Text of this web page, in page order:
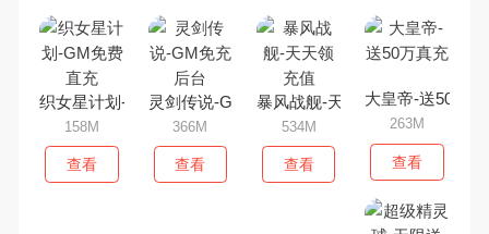
织女星计划-GM免费直充
158M
查看
灵剑传说-GM免充后台
366M
查看
暴风战舰-天天领充值
534M
查看
大皇帝-送50万
263M
查看